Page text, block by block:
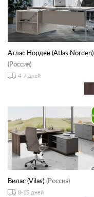
Атлас Норден (Atlas Norden)
(Россия)
4-7 дней
Вилас (Vilas) (Россия)
8-15 дней